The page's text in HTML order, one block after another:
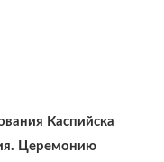
Каспийска
Церемонию